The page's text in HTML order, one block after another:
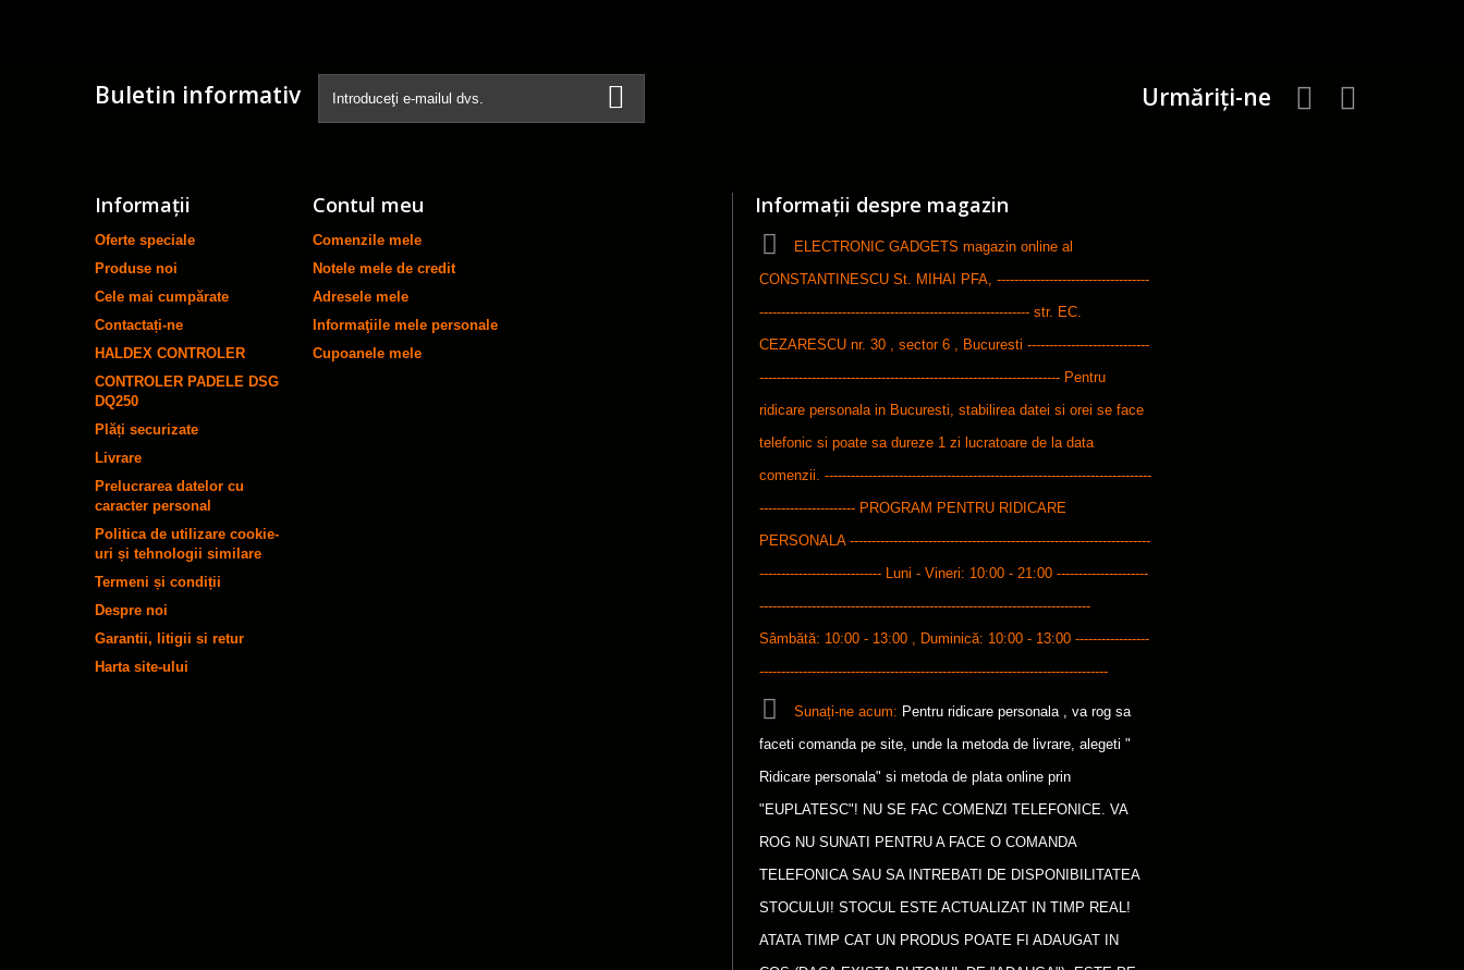
Buletin informativ Urmăriți-ne
Informaţii
Oferte speciale
Produse noi
Cele mai cumpărate
Contactați-ne
HALDEX CONTROLER
CONTROLER PADELE DSG
DQ250
Plăți securizate
Livrare
Prelucrarea datelor cu
caracter personal
Politica de utilizare cookie-
uri și tehnologii similare
Termeni și condiții
Despre noi
Garantii, litigii si retur
Harta site-ului
Contul meu
Comenzile mele
Notele mele de credit
Adresele mele
Informaţiile mele personale
Cupoanele mele
Informații despre magazin
ELECTRONIC GADGETS magazin online al
CONSTANTINESCU St. MIHAI PFA, -----------------------------------
-------------------------------------------------------------- str. EC.
CEZARESCU nr. 30 , sector 6 , Bucuresti ----------------------------
--------------------------------------------------------------------- Pentru
ridicare personala in Bucuresti, stabilirea datei si orei se face
telefonic si poate sa dureze 1 zi lucratoare de la data
comenzii. ---------------------------------------------------------------------------
---------------------- PROGRAM PENTRU RIDICARE
PERSONALA ---------------------------------------------------------------------
---------------------------- Luni - Vineri: 10:00 - 21:00 ---------------------
----------------------------------------------------------------------------
Sâmbătă: 10:00 - 13:00 , Duminică: 10:00 - 13:00 -----------------
--------------------------------------------------------------------------------
Sunați-ne acum: Pentru ridicare personala , va rog sa
faceti comanda pe site, unde la metoda de livrare, alegeti "
Ridicare personala" si metoda de plata online prin
"EUPLATESC"! NU SE FAC COMENZI TELEFONICE. VA
ROG NU SUNATI PENTRU A FACE O COMANDA
TELEFONICA SAU SA INTREBATI DE DISPONIBILITATEA
STOCULUI! STOCUL ESTE ACTUALIZAT IN TIMP REAL!
ATATA TIMP CAT UN PRODUS POATE FI ADAUGAT IN